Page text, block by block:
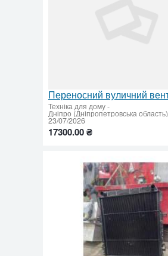
Техніка для дому-
Дніпро (Дніпропетровська область)
23/07/2026
17300.00 ₴